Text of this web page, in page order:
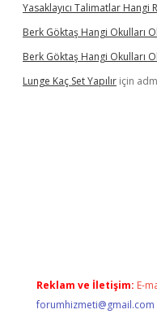
Yasaklayıcı Talimatlar Hangi
Berk Göktaş Hangi Okulları
Berk Göktaş Hangi Okulları
Lunge Kaç Set Yapılır için
Reklam ve İletişim: E-
forumhizmeti@gmail.com